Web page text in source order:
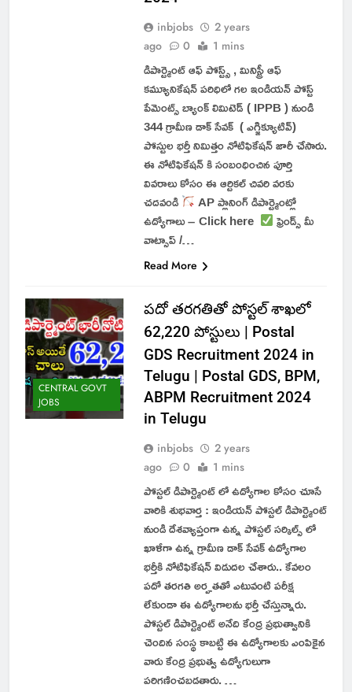
inbjobs
2 years
ago
0 1 mins
డిపార్ట్మెంట్ ఆఫ్ పోస్ట్స్ , మినిస్ట్రీ ఆఫ్
కమ్యూనికేషన్ పరిధిలో గల ఇండియన్ పోస్ట్
పేమెంట్స్ బ్యాంక్ లిమిటెడ్ ( IPPB ) నుండి
344 గ్రామీణ డాక్ సేవక్ ( ఎగ్జిక్యూటివ్)
పోస్టుల భర్తీ నిమిత్తం నోటిఫికేషన్ జారీ చేసారు.
ఈ నోటిఫికేషన్ కి సంబంధించిన పూర్తి
వివరాలు కోసం ఈ ఆర్టికల్ చివరి వరకు
చదవండి
AP ప్లానింగ్ డిపార్ట్మెంట్లో
ఉద్యోగాలు – Click here
ఫ్రెండ్స్ మీ
వాట్సాప్ /…
Read More
CENTRAL GOVT
JOBS
పదో తరగతితో పోస్టల్ శాఖలో
62,220 పోస్టులు | Postal
GDS Recruitment 2024 in
Telugu | Postal GDS, BPM,
ABPM Recruitment 2024
in Telugu
inbjobs
2 years
ago
0 1 mins
పోస్టల్ డిపార్ట్మెంట్ లో ఉద్యోగాల కోసం చూసే
వారికి శుభవార్త : ఇండియన్ పోస్టల్ డిపార్ట్మెంట్
నుండి దేశవ్యాప్తంగా ఉన్న పోస్టల్ సర్కిల్స్ లో
ఖాళీగా ఉన్న గ్రామీణ డాక్ సేవక్ ఉద్యోగాల
భర్తీకి నోటిఫికేషన్ విడుదల చేశారు.. కేవలం
పదో తరగతి అర్హతతో ఎటువంటి పరీక్ష
లేకుండా ఈ ఉద్యోగాలను భర్తీ చేస్తున్నారు.
పోస్టల్ డిపార్ట్మెంట్ అనేది కేంద్ర ప్రభుత్వానికి
చెందిన సంస్థ కాబట్టి ఈ ఉద్యోగాలకు ఎంపికైన
వారు కేంద్ర ప్రభుత్వ ఉద్యోగులుగా
పరిగణించబడతారు. …